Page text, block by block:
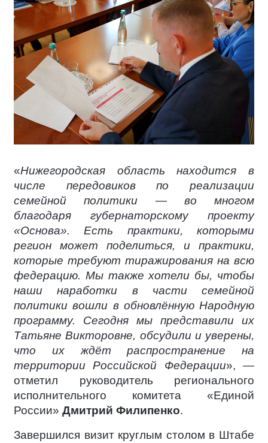
«Нижегородская область находится в
числе передовиков по реализации
семейной политики — во многом
благодаря губернаторскому проекту
«Основа». Есть практики, которыми
регион может поделиться, и практики,
которые требуют тиражирования на всю
федерацию. Мы также хотели бы, чтобы
наши наработки в части семейной
политики вошли в обновлённую Народную
программу. Сегодня мы представили их
Татьяне Викторовне, обсудили и уверены,
что их ждёт распространение на
территории Российской Федерации», —
отметил руководитель регионального
исполнительного комитета «Единой
России» Дмитрий Филипенко.
Завершился визит круглым столом в Штабе